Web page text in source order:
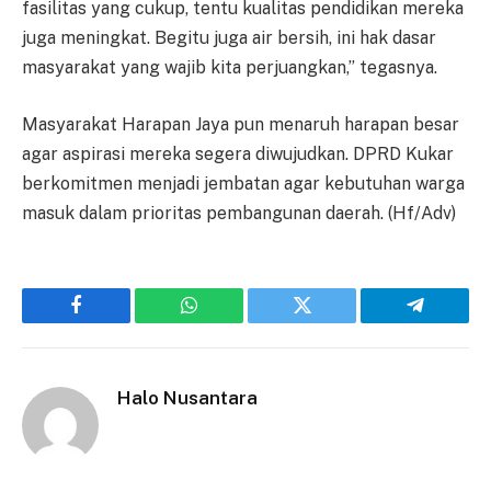
fasilitas yang cukup, tentu kualitas pendidikan mereka
juga meningkat. Begitu juga air bersih, ini hak dasar
masyarakat yang wajib kita perjuangkan,” tegasnya.
Masyarakat Harapan Jaya pun menaruh harapan besar
agar aspirasi mereka segera diwujudkan. DPRD Kukar
berkomitmen menjadi jembatan agar kebutuhan warga
masuk dalam prioritas pembangunan daerah. (Hf/Adv)
Facebook WhatsApp Twitter Telegram
Halo Nusantara